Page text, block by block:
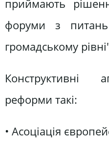
приймають
форуми з
громадському
Конструктивні
реформи такі:
• Асоціація